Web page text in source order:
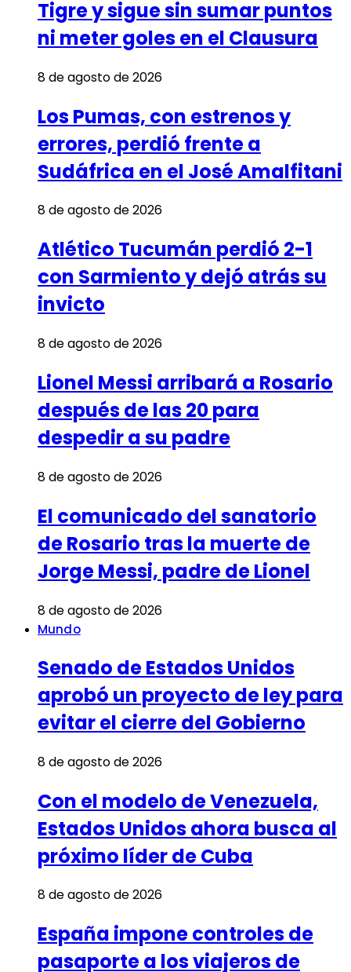
Tigre y sigue sin sumar puntos
ni meter goles en el Clausura
8 de agosto de 2026
Los Pumas, con estrenos y
errores, perdió frente a
Sudáfrica en el José Amalfitani
8 de agosto de 2026
Atlético Tucumán perdió 2-1
con Sarmiento y dejó atrás su
invicto
8 de agosto de 2026
Lionel Messi arribará a Rosario
después de las 20 para
despedir a su padre
8 de agosto de 2026
El comunicado del sanatorio
de Rosario tras la muerte de
Jorge Messi, padre de Lionel
8 de agosto de 2026
Mundo
Senado de Estados Unidos
aprobó un proyecto de ley para
evitar el cierre del Gobierno
8 de agosto de 2026
Con el modelo de Venezuela,
Estados Unidos ahora busca al
próximo líder de Cuba
8 de agosto de 2026
España impone controles de
pasaporte a los viajeros de